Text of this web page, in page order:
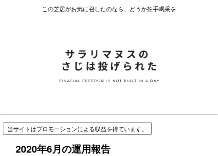
この芝居がお気に召したのなら、どうか拍手喝采を
当サイトはプロモーションによる収益を得ています。
2020年6月の運用報告